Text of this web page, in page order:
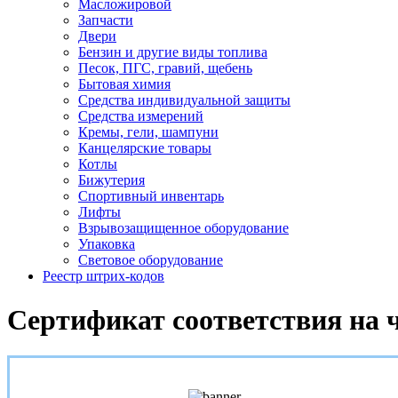
Масложировой
Запчасти
Двери
Бензин и другие виды топлива
Песок, ПГС, гравий, щебень
Бытовая химия
Средства индивидуальной защиты
Средства измерений
Кремы, гели, шампуни
Канцелярские товары
Котлы
Бижутерия
Спортивный инвентарь
Лифты
Взрывозащищенное оборудование
Упаковка
Световое оборудование
Реестр штрих-кодов
Сертификат соответствия на